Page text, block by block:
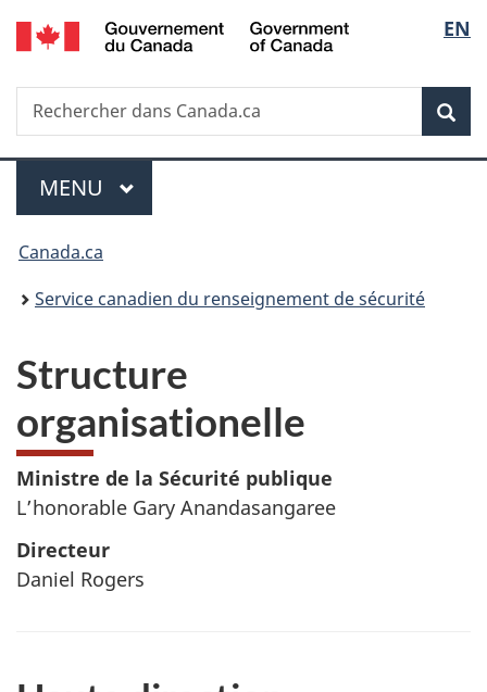
Passer
au
principal
Passer
à
Au
du
Passer
à
version
simplifiée
de
la
EN
Recherche
Rechercher
dans
Menu
MENU PRINCIPAL
Vous
êtes
Canada.ca
Service canadien du renseignement de sécurité
Structure
organisationelle
Ministre de la Sécurité publique
L’honorable Gary Anandasangaree
Directeur
Daniel Rogers